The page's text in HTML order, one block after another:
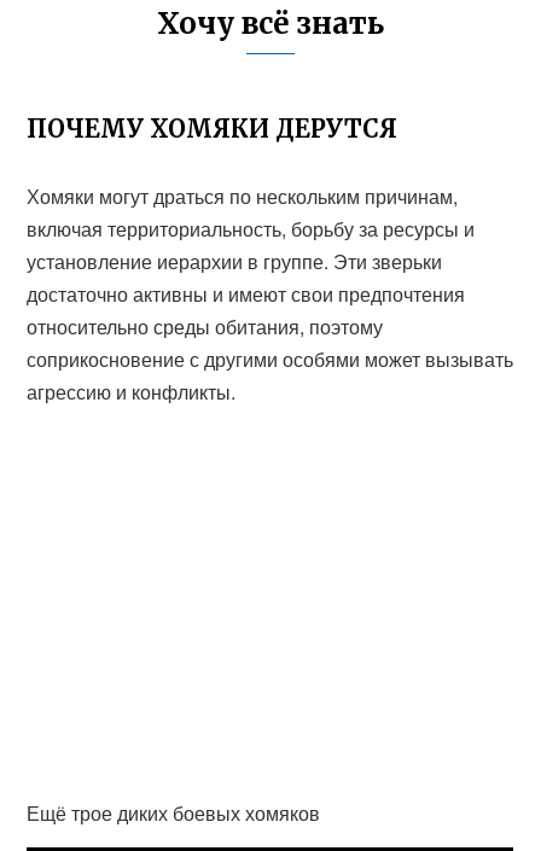
Хочу всё знать
ПОЧЕМУ ХОМЯКИ ДЕРУТСЯ
Хомяки могут драться по нескольким причинам,
включая территориальность, борьбу за ресурсы и
установление иерархии в группе. Эти зверьки
достаточно активны и имеют свои предпочтения
относительно среды обитания, поэтому
соприкосновение с другими особями может вызывать
агрессию и конфликты.
Ещё трое диких боевых хомяков